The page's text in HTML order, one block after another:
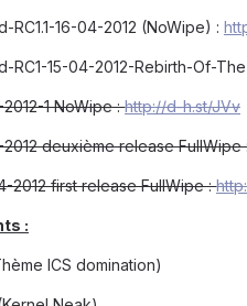
RC1.1-16-04-2012 (NoWipe) :
RC1-15-04-2012-Rebirth-Of-
1 NoWipe :http://d-h.st/JVv
2012 deuxième release
2012 first release FullWipe :
:
ICS domination)